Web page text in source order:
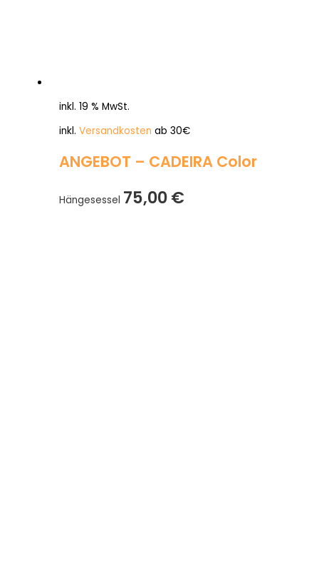
inkl. 19 % MwSt.
inkl. Versandkosten ab 30€
ANGEBOT – CADEIRA Color
Hängesessel 75,00€